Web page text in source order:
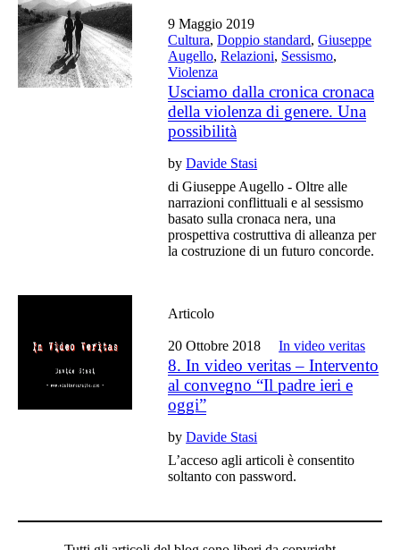
9 Maggio 2019
Cultura,Doppio standard,Giuseppe
Augello,Relazioni, Sessismo,
Violenza
Usciamo dalla cronica cronaca
della violenza di genere. Una
possibilità
byDavide Stasi
di Giuseppe Augello - Oltre alle
narrazioni conflittuali e al sessismo
basato sulla cronaca nera, una
prospettiva costruttiva di alleanza per
la costruzione di un futuro concorde.
Articolo
20 Ottobre 2018 In video veritas
8. In video veritas – Intervento
al convegno “Il padre ieri e
oggi”
byDavide Stasi
L’acceso agli articoli è consentito
soltanto con password.